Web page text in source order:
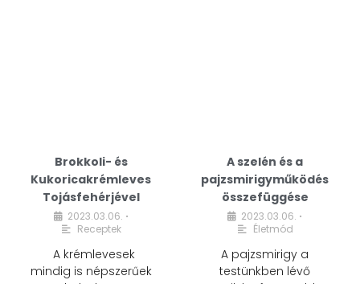
Brokkoli- és
Kukoricakrémleves
Tojásfehérjével
2023.03.06. •
Receptek
A krémlevesek
mindig is népszerűek
A szelén és a
pajzsmirigyműködés
összefüggése
2023.03.06. •
Életmód
A pajzsmirigy a
testünkben lévő